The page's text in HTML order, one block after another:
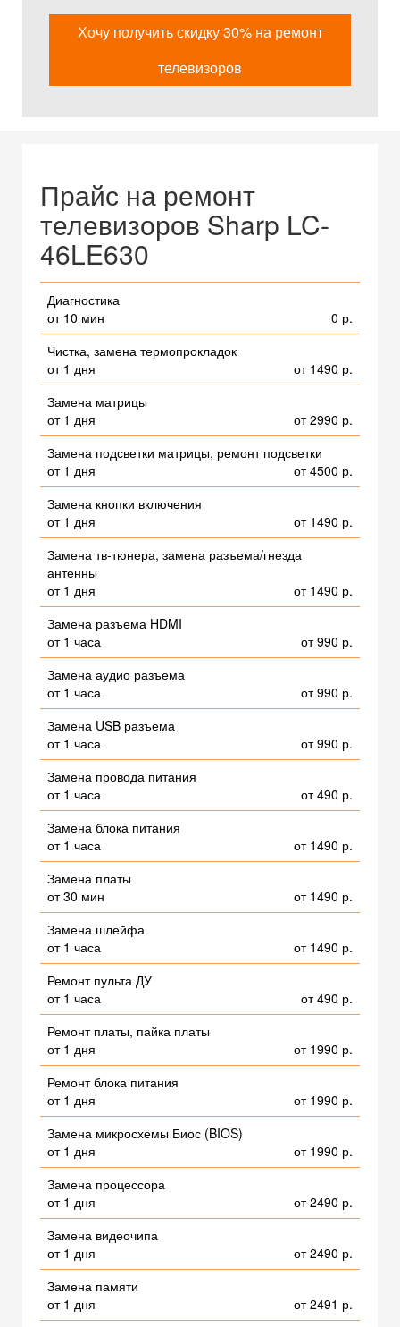
Хочу получить скидку 30% на ремонт
телевизоров
Прайс на ремонт
телевизоров Sharp LC-
46LE630
Диагностика
от 10 мин
0 р.
Чистка, замена термопрокладок
от 1 дня
от 1490 р.
Замена матрицы
от 1 дня
от 2990 р.
Замена подсветки матрицы, ремонт подсветки
от 1 дня
от 4500 р.
Замена кнопки включения
от 1 дня
от 1490 р.
Замена тв-тюнера, замена разъема/гнезда
антенны
от 1 дня
от 1490 р.
Замена разъема HDMI
от 1 часа
от 990 р.
Замена аудио разъема
от 1 часа
от 990 р.
Замена USB разъема
от 1 часа
от 990 р.
Замена провода питания
от 1 часа
от 490 р.
Замена блока питания
от 1 часа
от 1490 р.
Замена платы
от 30 мин
от 1490 р.
Замена шлейфа
от 1 часа
от 1490 р.
Ремонт пульта ДУ
от 1 часа
от 490 р.
Ремонт платы, пайка платы
от 1 дня
от 1990 р.
Ремонт блока питания
от 1 дня
от 1990 р.
Замена микросхемы Биос (BIOS)
от 1 дня
от 1990 р.
Замена процессора
от 1 дня
от 2490 р.
Замена видеочипа
от 1 дня
от 2490 р.
Замена памяти
от 1 дня
от 2491 р.